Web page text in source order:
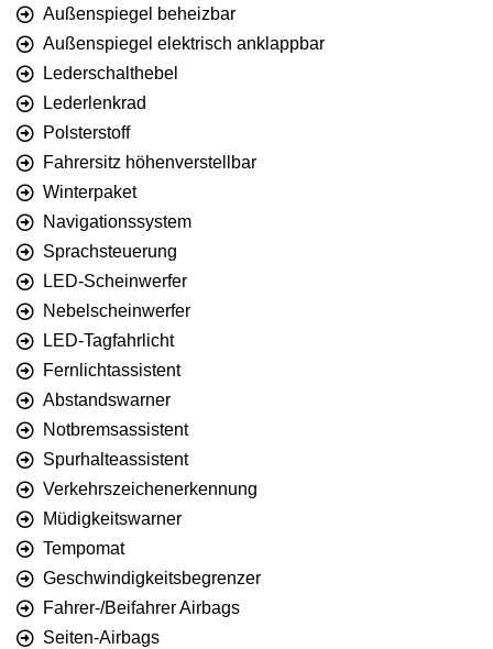
Außenspiegel beheizbar
Außenspiegel elektrisch anklappbar
Lederschalthebel
Lederlenkrad
Polsterstoff
Fahrersitz höhenverstellbar
Winterpaket
Navigationssystem
Sprachsteuerung
LED-Scheinwerfer
Nebelscheinwerfer
LED-Tagfahrlicht
Fernlichtassistent
Abstandswarner
Notbremsassistent
Spurhalteassistent
Verkehrszeichenerkennung
Müdigkeitswarner
Tempomat
Geschwindigkeitsbegrenzer
Fahrer-/Beifahrer Airbags
Seiten-Airbags